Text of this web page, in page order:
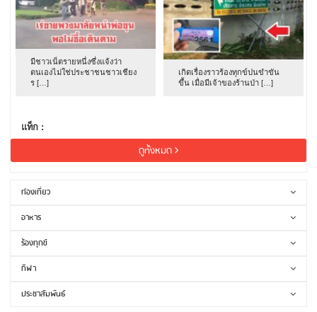
มีชาวเน็ตรายหนึ่งซึ่งแจ้งว่า
ตนเองไม่ใช่ประชาชนชาวเชียง
ร […]
เกิดเรื่องราวร้องทุกข์ปนขำขัน
ขึ้น เมื่อมีเจ้าของร้านป่า […]
แท็ก :
ดูทั้งหมด
ท่องเที่ยว
อาหาร
ร้องทุกข์
กีฬา
ประชาสัมพันธ์